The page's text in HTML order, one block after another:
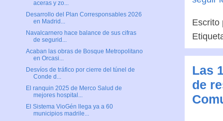
Las
de
aceras y zo...
Desarrollo del Plan Corresponsables 2026
en Madrid...
Navalcarnero hace balance de sus cifras
de segurid...
Acaban las obras de Bosque Metropolitano
en Orcasi...
Desvíos de tráfico por cierre del túnel de
Conde d...
El ranquin 2025 de Merco Salud de
mejores hospital...
El Sistema VioGén llega ya a 60
municipios madrile...